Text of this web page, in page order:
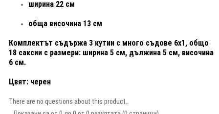
ширина 22 см
обща височина 13 см
Комплектът съдържа 3 кутии с много съдове 6х1, общо
18 саксии с размери: ширина 5 см, дължина 5 см, височина
6 см.
Цвят: черен
There are no questions about this product..